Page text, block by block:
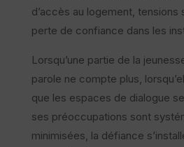
d’accès au logement,
perte de confiance dans les
Lorsqu’une partie de la
parole ne compte plus,
que les espaces de dialogue
ses préoccupations sont
minimisées, la défiance